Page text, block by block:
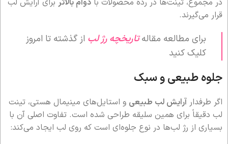
در مجموع، تینت‌ها در رده محصولات با دوام بالاتر برای آرایش لب
قرار می‌گیرند.
برای مطالعه مقالهتاریخچه رژ لب از گذشته تا امروز
کلیک کنید
جلوه طبیعی و سبک
اگر طرفدار آرایش لب طبیعی و استایل‌های مینیمال هستی، تینت
لب دقیقاً برای همین سلیقه طراحی شده است. تفاوت اصلی آن با
بسیاری از رژ لب‌ها در نوع جلوه‌ای است که روی لب ایجاد می‌کند: